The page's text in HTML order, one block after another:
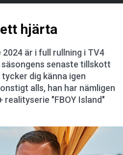
hjärta
är i full rullning i TV4
säsongens senaste tillskott
dig känna igen
alls, han har nämligen
"FBOY Island"